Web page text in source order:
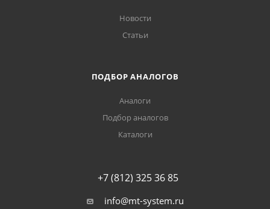
Новости
Статьи
ПОДБОР АНАЛОГОВ
Аналоги
Подбор аналогов
Каталоги
+7 (812) 325 36 85
info@mt-system.ru